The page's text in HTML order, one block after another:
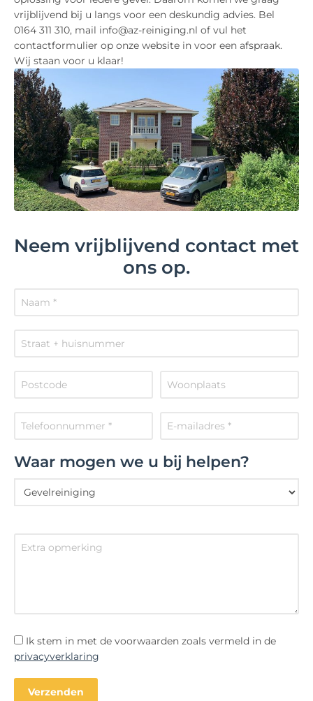
vrijblijvend bij u langs voor een deskundig advies. Bel
0164 311 310, mail info@az-reiniging.nl of vul het
contactformulier op onze website in voor een afspraak.
Wij staan voor u klaar!
Neem vrijblijvend contact met
ons op.
Waar mogen we u bij helpen?
Ik stem in met de voorwaarden zoals vermeld in de
privacyverklaring